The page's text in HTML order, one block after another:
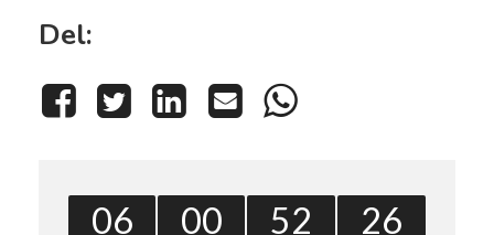
Del:
06 00 52 26